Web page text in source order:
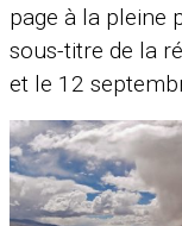
page à la pleine
sous-titre de la
et le 12